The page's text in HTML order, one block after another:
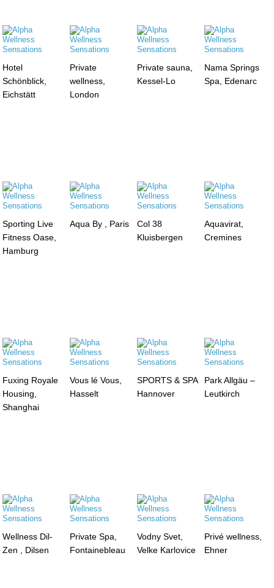
Hotel
Schönblick,
Eichstätt
Private
wellness,
London
Private sauna,
Kessel-Lo
Nama Springs
Spa, Edenarc
Sporting Live
Fitness Oase,
Hamburg
Aqua By , Paris
Col 38
Kluisbergen
Aquavirat,
Cremines
Fuxing Royale
Housing,
Shanghai
Vous lé Vous,
Hasselt
SPORTS & SPA
Hannover
Park Allgäu –
Leutkirch
Wellness Dil-
Zen , Dilsen
Private Spa,
Fontainebleau
Vodny Svet,
Velke Karlovice
Privé wellness,
Ehner